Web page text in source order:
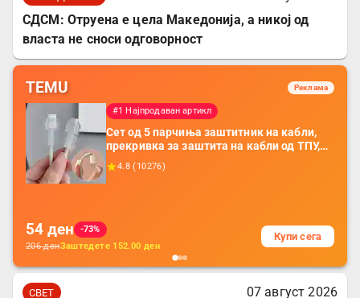
СДСМ: Отруена е цела Македонија, а никој од
власта не сноси одговорност
TEMU Реклама
#1 Најпродаван артикл
Сет од 5 парчиња заштитник на кабли,
прекривка за заштита на кабли од ТПУ,
додатоци за заштита на кабли, без
батерија, за мобилни телефони, комплет
4.8 ( 10276)
54 ден
-73%
206денЗаштедете 152.00 ден
Купи сега
СВЕТ
07 август 2026